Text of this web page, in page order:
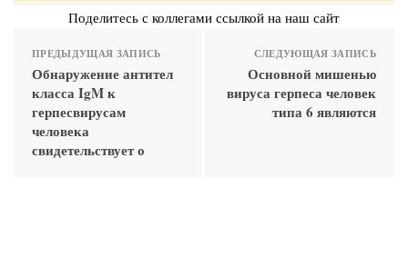
Поделитесь с коллегами ссылкой на наш сайт
ПРЕДЫДУЩАЯ ЗАПИСЬ
Обнаружение антител
класса IgM к
герпесвирусам
человека
свидетельствует о
СЛЕДУЮЩАЯ ЗАПИСЬ
Основной мишенью
вируса герпеса человек
типа 6 являются